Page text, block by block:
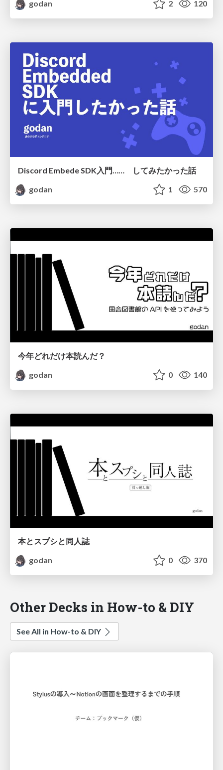
godan 2 120
Discord Embede SDK入門…… してみたかった話
godan
1 570
今年どれだけ本読んだ？
godan
0 140
本とスプシと同人誌
godan
0 370
Other Decks in How-to & DIY
See All in How-to & DIY